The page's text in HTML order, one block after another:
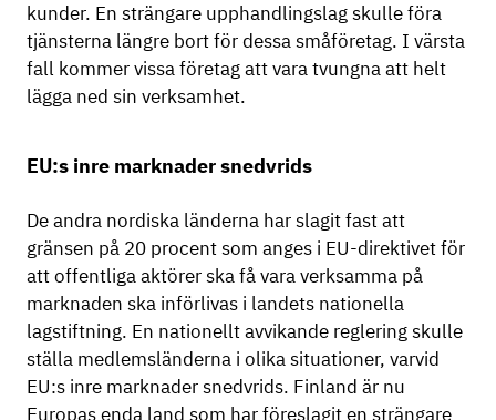
kunder. En strängare upphandlingslag skulle föra
tjänsterna längre bort för dessa småföretag. I värsta
fall kommer vissa företag att vara tvungna att helt
lägga ned sin verksamhet.
EU:s inre marknader snedvrids
De andra nordiska länderna har slagit fast att
gränsen på 20 procent som anges i EU-direktivet för
att offentliga aktörer ska få vara verksamma på
marknaden ska införlivas i landets nationella
lagstiftning. En nationellt avvikande reglering skulle
ställa medlemsländerna i olika situationer, varvid
EU:s inre marknader snedvrids. Finland är nu
Europas enda land som har föreslagit en strängare